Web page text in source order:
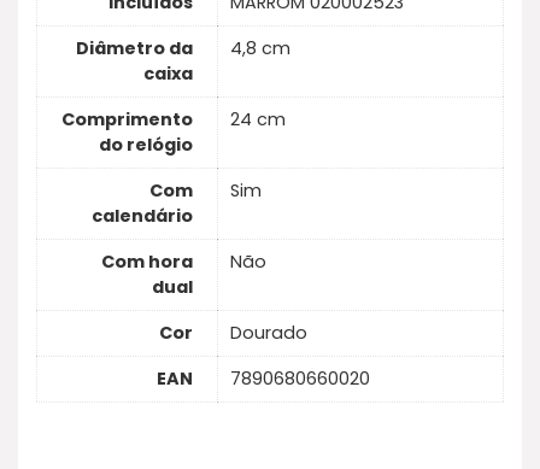
Diâmetro da
caixa
4,8 cm
Comprimento
do relógio
24 cm
Com
calendário
Sim
Com hora
dual
Não
Cor
Dourado
EAN
7890680660020